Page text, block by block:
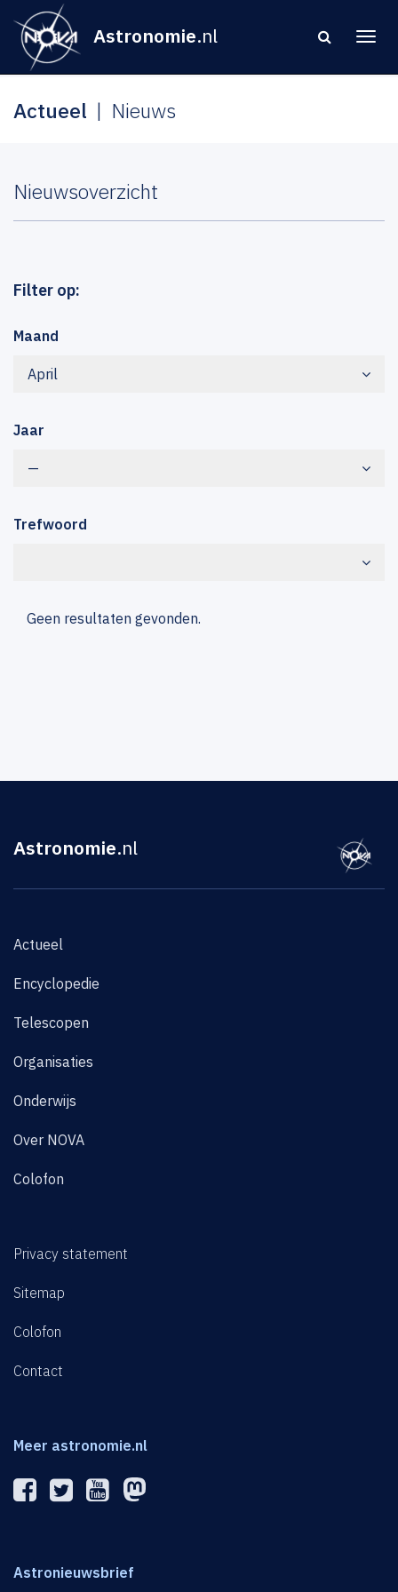
Astronomie.nl
Actueel Nieuws
Nieuwsoverzicht
Filter op:
Maand
April
Jaar
—
Trefwoord
Geen resultaten gevonden.
Astronomie.nl
Actueel
Encyclopedie
Telescopen
Organisaties
Onderwijs
Over NOVA
Colofon
Privacy statement
Sitemap
Colofon
Contact
Meer astronomie.nl
Astronieuwsbrief